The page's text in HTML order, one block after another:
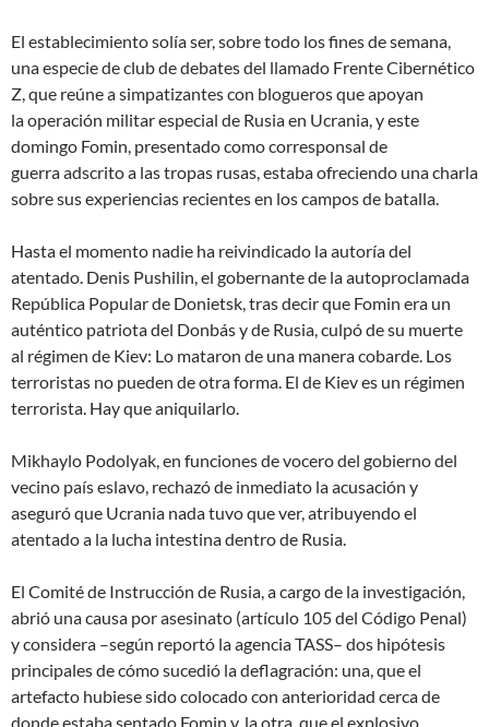
El establecimiento solía ser, sobre todo los fines de semana,
una especie de club de debates del llamado Frente Cibernético
Z, que reúne a simpatizantes con blogueros que apoyan
laoperación militar especial de Rusia en Ucrania, y este
domingo Fomin, presentado comocorresponsal de
guerraadscrito a las tropas rusas, estaba ofreciendo una charla
sobre sus experiencias recientes en los campos de batalla.
Hasta el momento nadie ha reivindicado la autoría del
atentado. Denis Pushilin, el gobernante de la autoproclamada
República Popular de Donietsk, tras decir que Fomin era un
auténtico patriota del Donbás y de Rusia, culpó de su muerte
al régimen de Kiev: Lo mataron de una manera cobarde. Los
terroristas no pueden de otra forma. El de Kiev es un régimen
terrorista. Hay que aniquilarlo.
Mikhaylo Podolyak, en funciones de vocero del gobierno del
vecino país eslavo, rechazó de inmediato la acusación y
aseguró que Ucrania nada tuvo que ver, atribuyendo el
atentado a la lucha intestinadentro de Rusia.
El Comité de Instrucción de Rusia, a cargo de la investigación,
abrió una causa por asesinato (artículo 105 del Código Penal)
y considera –según reportó la agencia TASS– dos hipótesis
principales de cómo sucedió la deflagración: una, que el
artefacto hubiese sido colocado con anterioridad cerca de
donde estaba sentado Fomin y, la otra, que el explosivo